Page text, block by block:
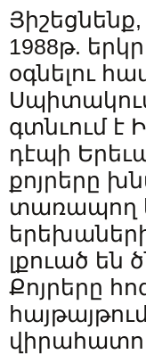
1988թ.
օգնելու
գտնւում է
դէպի
քոյրերը
տառապող
լքուած են
Քոյրերը